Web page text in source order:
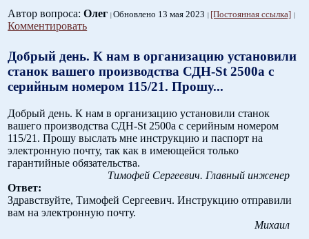
Автор вопроса:Олег Обновлено 13 мая 2023 [Постоянная ссылка]
Комментировать
Добрый день. К нам в организацию установили
станок вашего производства СДН-St 2500a с
серийным номером 115/21. Прошу...
Добрый день. К нам в организацию установили станок
вашего производства СДН-St 2500a с серийным номером
115/21. Прошу выслать мне инструкцию и паспорт на
электронную почту, так как в имеющейся только
гарантийные обязательства.
Тимофей Сергеевич. Главный инженер
Ответ:
Здравствуйте, Тимофей Сергеевич. Инструкцию отправили
вам на электронную почту.
Михаил